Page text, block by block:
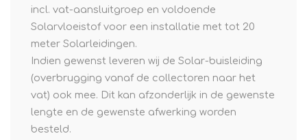
incl. vat-aansluitgroep en voldoende
Solarvloeistof voor een installatie met tot 20
meter Solarleidingen.
Indien gewenst leveren wij de Solar-buisleiding
(overbrugging vanaf de collectoren naar het
vat) ook mee. Dit kan afzonderlijk in de gewenste
lengte en de gewenste afwerking worden
besteld.